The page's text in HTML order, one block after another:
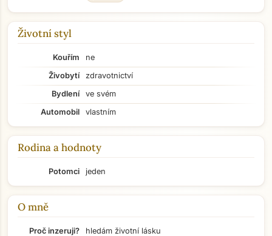
Životní styl
Kouřím
ne
Živobytí
zdravotnictví
Bydlení
ve svém
Automobil
vlastním
Rodina a hodnoty
Potomci jeden
O mně
Proč inzeruji?
hledám životní lásku